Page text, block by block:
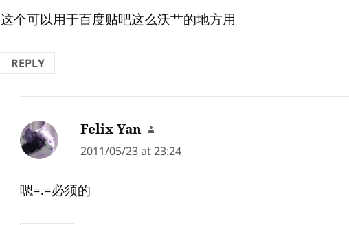
这个可以用于百度贴吧这么沃艹的地方用
REPLY
Felix Yan says:
2011/05/23 at 23:24
嗯=.=必须的